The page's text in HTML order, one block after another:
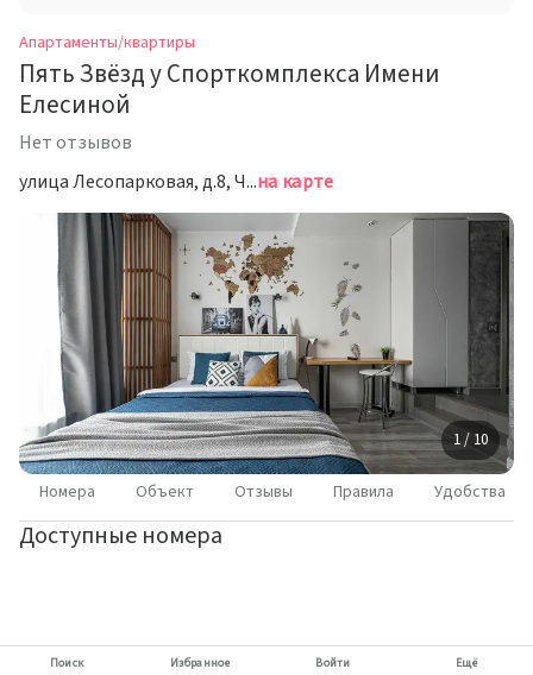
Апартаменты/квартиры
Пять Звёзд у Спорткомплекса Имени
Елесиной
Нет отзывов
улица Лесопарковая, д.8, Челябинскна карте
1 / 10
Номера Объект Отзывы Правила Удобства
Доступные номера
Поиск Избранное Войти Ещё